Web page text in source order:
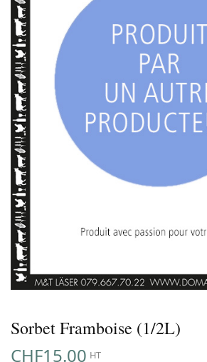
Sorbet Framboise (1/2L)
CHF15.00 HT